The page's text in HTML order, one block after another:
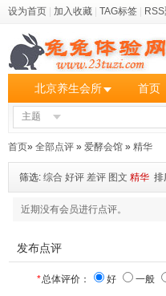
设为首页 加入收藏 TAG标签
北京养生会所 首页
主题
首页» 全部点评 » 爱酵会馆 » 精华
筛选: 综合 好评 差评 图文 精华 排
近期没有会员进行点评。
发布点评
*总体评价： 好 一般